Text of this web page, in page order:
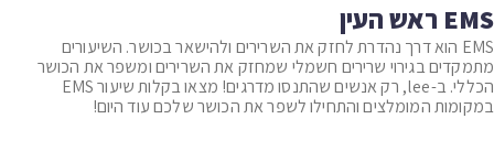
EMS ראש העין
EMS הוא דרך נהדרת לחזק את השרירים ולהישאר בכושר. השיעורים
מתמקדים בגירוי שרירים חשמלי שמחזק את השרירים ומשפר את הכושר
הכללי. ב-lee, רק אנשים שהתנסו מדרגים! מצאו בקלות שיעור EMS
במקומות המומלצים והתחילו לשפר את הכושר שלכם עוד היום!